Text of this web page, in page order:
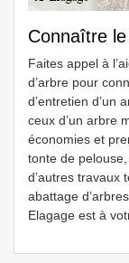
Connaître
Faites appel à
d’arbre pour
d’entretien d’un
ceux d’un arbre
économies et
tonte de
d’autres travaux
abattage
Elagage est à